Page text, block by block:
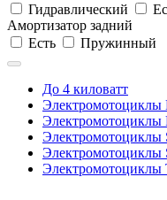
Гидравлический
Амортизатор задний
Есть
Пружинный
До 4 киловатт
Электромотоциклы
Электромотоциклы
Электромотоциклы
Электромотоциклы
Электромотоциклы